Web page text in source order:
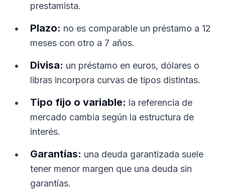
prestamista.
Plazo: no es comparable un préstamo a 12
meses con otro a 7 años.
Divisa: un préstamo en euros, dólares o
libras incorpora curvas de tipos distintas.
Tipo fijo o variable: la referencia de
mercado cambia según la estructura de
interés.
Garantías: una deuda garantizada suele
tener menor margen que una deuda sin
garantías.